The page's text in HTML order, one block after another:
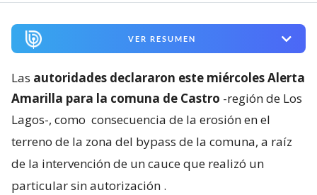
VER RESUMEN
Las autoridades declararon este miércoles Alerta
Amarilla para la comuna de Castro -región de Los
Lagos-, como consecuencia de la erosión en el
terreno de la zona del bypass de la comuna, a raíz
de la intervención de un cauce que realizó un
particular sin autorización .